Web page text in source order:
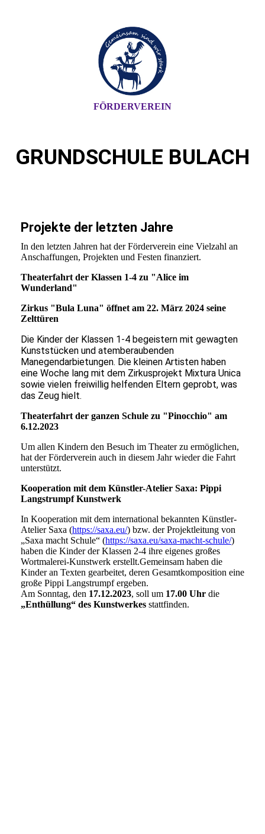
FÖRDERVEREIN
GRUNDSCHULE BULACH
Projekte der letzten Jahre
In den letzten Jahren hat der Förderverein eine Vielzahl an
Anschaffungen, Projekten und Festen finanziert.
Theaterfahrt der Klassen 1-4 zu "Alice im
Wunderland"
Zirkus "Bula Luna" öffnet am 22. März 2024 seine
Zelttüren
Die Kinder der Klassen 1-4 begeistern mit gewagten
Kunststücken und atemberaubenden
Manegendarbietungen. Die kleinen Artisten haben
eine Woche lang mit dem Zirkusprojekt Mixtura Unica
sowie vielen freiwillig helfenden Eltern geprobt, was
das Zeug hielt.
Theaterfahrt der ganzen Schule zu "Pinocchio" am
6.12.2023
Um allen Kindern den Besuch im Theater zu ermöglichen,
hat der Förderverein auch in diesem Jahr wieder die Fahrt
unterstützt.
Kooperation mit dem Künstler-Atelier Saxa: Pippi
Langstrumpf Kunstwerk
In Kooperation mit dem international bekannten Künstler-
Atelier Saxa (https://saxa.eu/) bzw. der Projektleitung von
„Saxa macht Schule“ (https://saxa.eu/saxa-macht-schule/)
haben die Kinder der Klassen 2-4 ihre eigenes großes
Wortmalerei-Kunstwerk erstellt.Gemeinsam haben die
Kinder an Texten gearbeitet, deren Gesamtkomposition eine
große Pippi Langstrumpf ergeben.
Am Sonntag, den 17.12.2023, soll um 17.00 Uhr die
„Enthüllung“ des Kunstwerkes stattfinden.